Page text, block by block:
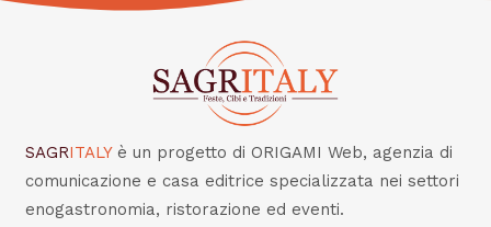
SAGRITALY è un progetto di ORIGAMI Web, agenzia di
comunicazione e casa editrice specializzata nei settori
enogastronomia, ristorazione ed eventi.